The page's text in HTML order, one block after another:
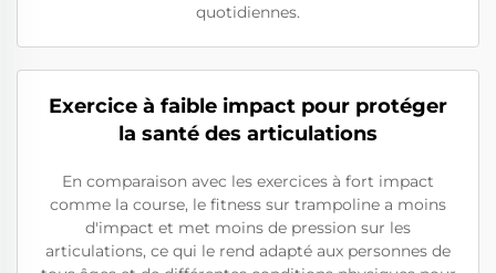
quotidiennes.
Exercice à faible impact pour protéger
la santé des articulations
En comparaison avec les exercices à fort impact
comme la course, le fitness sur trampoline a moins
d'impact et met moins de pression sur les
articulations, ce qui le rend adapté aux personnes de